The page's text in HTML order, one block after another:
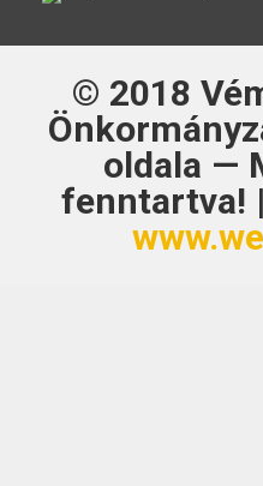
© 2018
oldala —
fenntartva!